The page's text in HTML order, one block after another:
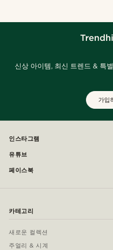
신상 아이템, 최신 트렌드 & 특
가입
인스타그램
유튜브
페이스북
카테고리
새로운 컬렉션
주얼리 & 시계